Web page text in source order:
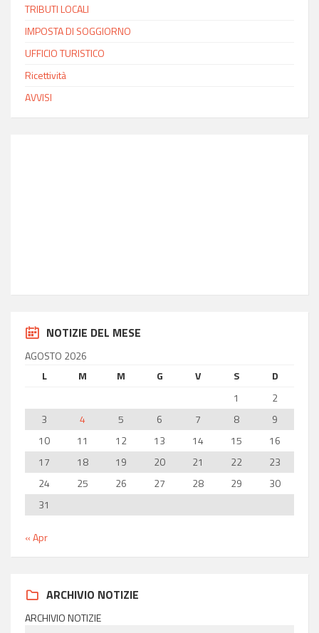
TRIBUTI LOCALI
IMPOSTA DI SOGGIORNO
UFFICIO TURISTICO
Ricettività
AVVISI
NOTIZIE DEL MESE
AGOSTO 2026
L
M M G V S
D
1
2
3
4 5 6 7 8
9
10
11 12 13 14 15
16
17
18 19 20 21 22
23
24
25 26 27 28 29
30
31
« Apr
ARCHIVIO NOTIZIE
ARCHIVIO NOTIZIE